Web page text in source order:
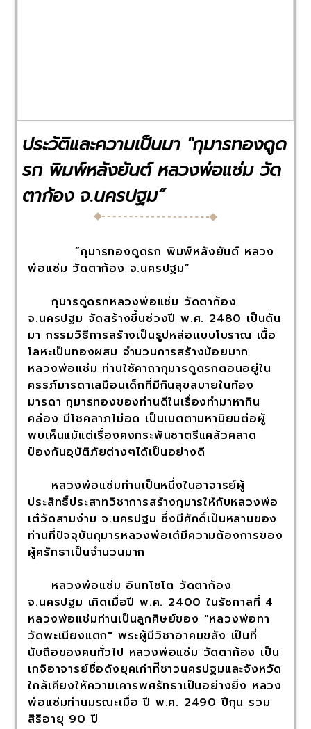
ประวัติและความเป็นมา "กุมารทองดูด
รก พิมพ์หลังยันต์ หลวงพ่อแช่ม วัด
ตาก้อง จ.นครปฐม”
“กุมารทองดูดรก พิมพ์หลังยันต์ หลวง
พ่อแช่ม วัดตาก้อง จ.นครปฐม”
กุมารดูดรกหลวงพ่อแช่ม วัดตาก้อง
จ.นครปฐม จัดสร้างขึ้นช่วงปี พ.ศ. 2480 เป็นต้น
มา กรรมวิธีการสร้างเป็นรูปหล่อเเบบโบราณ เนื้อ
โลหะเป็นทองผสม จำนวนการสร้างน้อยมาก
หลวงพ่อแช่ม ท่านใช้คาถากุมารดูดรกตอนอยู่ใน
ครรภ์มารดาเสมือนเด็กที่มีกินสุขสบายในท้อง
มารดา กุมารทองของท่านดีในเรื่องทำมาหากิน
คล่อง มีโชคลาภไม่อด เป็นเมตตามหานิยมต่อผู้
พบเห็นแม้แต่เรื่องคงกระพันชาตรีแคล้วคลาด
ป้องกันอุบัติภัยต่างๆได้เป็นอย่างดี
หลวงพ่อแช่มท่านเป็นหนึ่งในอาจารย์ผู้
ประสิทธิ์ประสาทวิชาการสร้างกุมารให้กับหลวงพ่อ
เต๋วัดสามง่าม จ.นครปฐม ซึ่งมีศักดิ์เป็นหลานของ
ท่านที่ปัจจุบันกุมารหลวงพ่อเต๋มีความต้องการของ
ผู้ศรัทธาเป็นจำนวนมาก
หลวงพ่อแช่ม อินทโชโต วัดตาก้อง
จ.นครปฐม เกิดเมื่อปี พ.ศ. 2400 ในรัชกาลที่ 4
หลวงพ่อแช่มท่านเป็นลูกศิษย์ของ "หลวงพ่อทา
วัดพะเนียงแตก" พระผู้มีวิชาอาคมขลัง เป็นที่
นับถือของคนทั่วไป หลวงพ่อแช่ม วัดตาก้อง เป็น
เกจิอาจารย์ชื่อดังยุคเก่าท่ีชาวนครปฐมและจังหวัด
ใกล้เคียงให้ความเคารพศรัทธาเป็นอย่างยิ่ง หลวง
พ่อแช่มท่านมรณะเมื่อ ปี พ.ศ. 2490 ปีกุน รวม
สิริอายุ 90 ปี